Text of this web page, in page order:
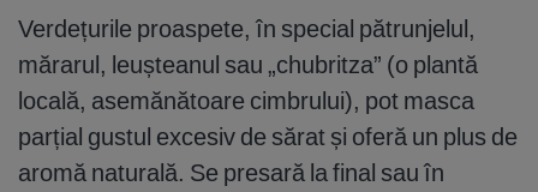
Verdețurile proaspete, în special pătrunjelul,
mărarul, leușteanul sau „chubritza” (o plantă
locală, asemănătoare cimbrului), pot masca
parțial gustul excesiv de sărat și oferă un plus de
aromă naturală. Se presară la final sau în